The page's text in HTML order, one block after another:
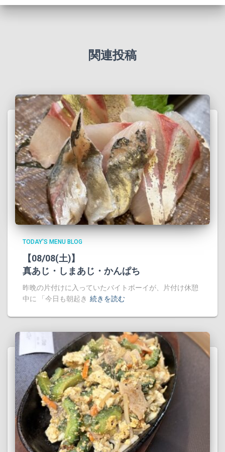
関連投稿
TODAY'S MENU BLOG
【08/08(土)】
真あじ・しまあじ・かんぱち
昨晩の片付けに入っていたバイトボーイが、片付け休憩
中に 「今日も朝起き 続きを読む